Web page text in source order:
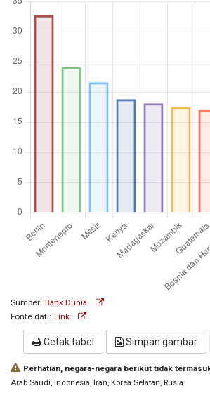
Sumber: Bank Dunia
Fonte dati: Link
Cetak tabel Simpan gambar
Perhatian, negara-negara berikut tidak
Arab Saudi, Indonesia, Iran, Korea Selatan, Rusia